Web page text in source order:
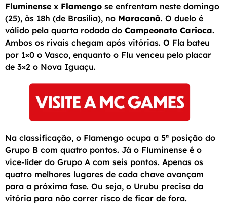
Fluminense x Flamengo se enfrentam neste domingo
(25), às 18h (de Brasília), no Maracanã. O duelo é
válido pela quarta rodada do Campeonato Carioca.
Ambos os rivais chegam após vitórias. O Fla bateu
por 1×0 o Vasco, enquanto o Flu venceu pelo placar
de 3×2 o Nova Iguaçu.
Na classificação, o Flamengo ocupa a 5ª posição do
Grupo B com quatro pontos. Já o Fluminense é o
vice-líder do Grupo A com seis pontos. Apenas os
quatro melhores lugares de cada chave avançam
para a próxima fase. Ou seja, o Urubu precisa da
vitória para não correr risco de ficar de fora.